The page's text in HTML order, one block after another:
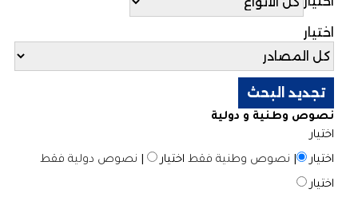
اختيار
نصوص وطنية و دولية
اختيار
اختيار
| نصوص وطنية فقط اختيار | نصوص دولية فقط
اختيار